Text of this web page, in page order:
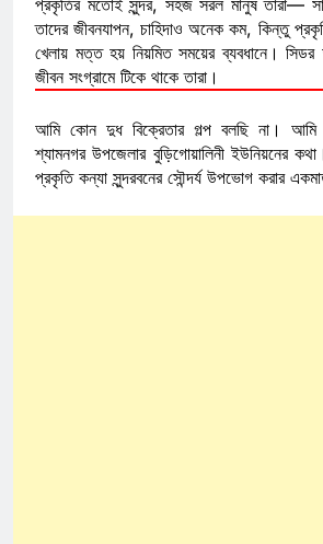
তাদের জীবনযাপন, চাহিদাও অনেক কম, কিন্তু
খেলায় মত্ত হয় নিয়মিত সময়ের ব্যবধানে।
জীবন সংগ্রামে টিকে থাকে তারা।
আমি কোন দুধ বিক্রেতার গল্প বলছি না। আমি
শ্যামনগর উপজেলার বুড়িগোয়ালিনী ইউনিয়নের
প্রকৃতি কন্যা সুন্দরবনের সৌন্দর্য উপভোগ করার